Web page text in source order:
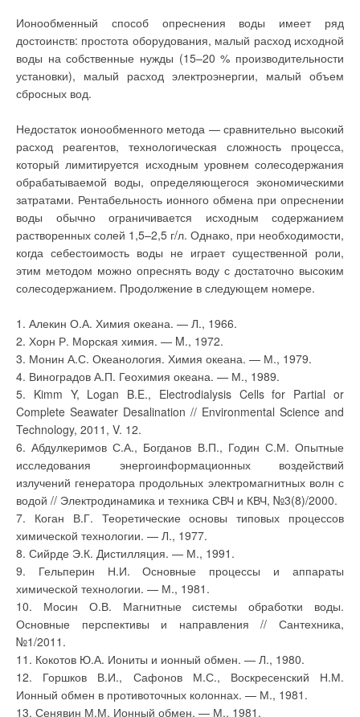
Ионообменный способ опреснения воды имеет ряд
достоинств: простота оборудования, малый расход исходной
воды на собственные нужды (15–20 % производительности
установки), малый расход электроэнергии, малый объем
сбросных вод.
Недостаток ионообменного метода — сравнительно высокий
расход реагентов, технологическая сложность процесса,
который лимитируется исходным уровнем солесодержания
обрабатываемой воды, определяющегося экономическими
затратами. Рентабельность ионного обмена при опреснении
воды обычно ограничивается исходным содержанием
растворенных солей 1,5–2,5 г/л. Однако, при необходимости,
когда себестоимость воды не играет существенной роли,
этим методом можно опреснять воду с достаточно высоким
солесодержанием. Продолжение в следующем номере.
1. Алекин О.А. Химия океана. — Л., 1966.
2. Хорн Р. Морская химия. — M., 1972.
3. Монин А.С. Океанология. Химия океана. — М., 1979.
4. Виноградов А.П. Геохимия океана. — М., 1989.
5. Kimm Y, Logan B.E., Electrodialysis Cells for Partial or
Complete Seawater Desalination // Environmental Science and
Technology, 2011, V. 12.
6. Абдулкеримов С.А., Богданов В.П., Годин С.М. Опытные
исследования энергоинформационных воздействий
излучений генератора продольных электромагнитных волн с
водой // Электродинамика и техника СВЧ и КВЧ, №3(8)/2000.
7. Коган В.Г. Теоретические основы типовых процессов
химической технологии. — Л., 1977.
8. Сийрде Э.К. Дистилляция. — М., 1991.
9. Гельперин Н.И. Основные процессы и аппараты
химической технологии. — М., 1981.
10. Мосин О.В. Магнитные системы обработки воды.
Основные перспективы и направления // Сантехника,
№1/2011.
11. Кокотов Ю.А. Иониты и ионный обмен. — Л., 1980.
12. Горшков В.И., Сафонов М.С., Воскресенский Н.М.
Ионный обмен в противоточных колоннах. — М., 1981.
13. Сенявин М.М. Ионный обмен. — М., 1981.
«зависимая» схема системы
использования тепловых
ВЭР. Автором
предусмотрена следующая
схема работы системы:
оборотная вода,
охлаждающая
оборудование, поступает в
воздухонагреватели 1
приточной установки, где
температур и возвращается
к технологическому
оборудованию. Сточные
воды (нагретые) поступают
в другую группу
воздухонагревателей 2,
откуда сбрасываются в
канализацию.
Дымовыми газами
приточного воздуха при
теплообменника 3.
Регулирование
теплопроизводительности
приточных систем,
мероприятия по защите
воздухонагревателей от
замерзания, догрев
приточного воздуха и т.п.
осуществляется по
принятой схеме на рис. 5.
Использование данной
схемы в реальном
проектировании вряд ли
осуществимо. Во-первых,
при применении
рекуперативных, а тем
более регенеративных
нагрева приточного воздуха
отходящими дымовыми
газами следует точно знать
состав дымовых газов,
чтобы не допускать
нарушения п. 7.5 СНиП
2.04.05–86. Во-вторых,
для нагрева приточного
воздуха в соответствии с п.
применения
герметизированных
теплообменников и
согласования с органами
надзора. В-третьих,
отмеченные
особенности и
некоторые способы их
подробнее.
Управляемость
системы, на взгляд
энергоэффективного
отдельных контурах
многоконтурной или в
одноконтурной
системе должна быть
обеспечена
возможность
регулирования
температуры
теплоносителя в
зависимости от
точки зрения
управления можно
работы системы:
длительное время
поддерживается
температура,
заданная
потребителем, и
динамический
(форсирование), когда
производится
интенсивный нагрев
помещения до
заданной
температуры. В
зависимости от того,
какой режим имеет
место в данный
момент времени,
устанавливается и
температура
теплоносителя.
В самом простом
случае в системе
устанавливается
температуры
теплоносителя в
подающей или
обратной магистрали
котла. Управление
котлом производится
посредством
включения/отключения